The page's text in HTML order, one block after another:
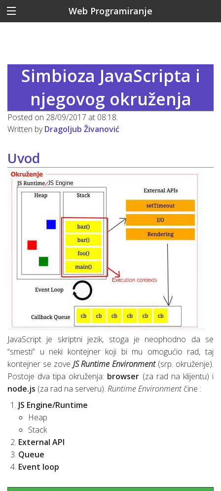
Web Programiranje
Simbioza JavaScripta i
njegovog okruženja
Posted on 28/09/2017 at 08:18.
Written byDragoljub Živanović
Uvod
JavaScript je skriptni jezik, stoga je neophodno da se
“smesti” u neki kontejner koji bi mu omogućio rad, taj
kontejner se zove JS Runtime Environment(srp. okruženje).
Postoje dva tipa okruženja: browser (za rad na klijentu) i
node.js (za rad na serveru). Runtime Environmentčine :
JS Engine/Runtime
Heap
Stack
External API
Queue
Event loop